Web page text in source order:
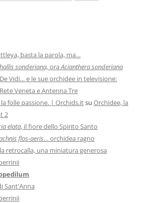
basta la parola, ma…
sonderiana, ora Acianthera sonderiana
Vidi… e le sue orchidee in televisione:
Veneta e Antenna Tre
folle passione. | Orchids.itsu Orchidee, la
2
elata, il fiore dello Spirito Santo
flos-aeris… orchidea ragno
retrocalla, una miniatura generosa
Sant'Anna